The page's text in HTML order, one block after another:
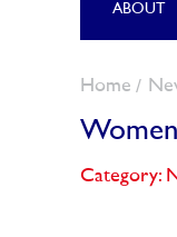
ABOUT
Home
Category: